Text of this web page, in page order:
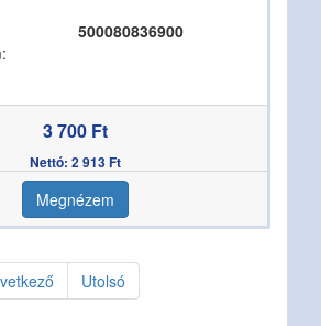
500080836900
3 700 Ft
Nettó: 2 913 Ft
Megnézem
Utolsó